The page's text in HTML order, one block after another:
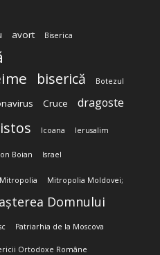
avort Biserica
biserică Botezul
Cruce dragoste
Icoana Ierusalim
Boian Israel
Mitropolia Mitropolia Moldovei;
Domnului
Patriarhia de la Moscova
Ortodoxe Române